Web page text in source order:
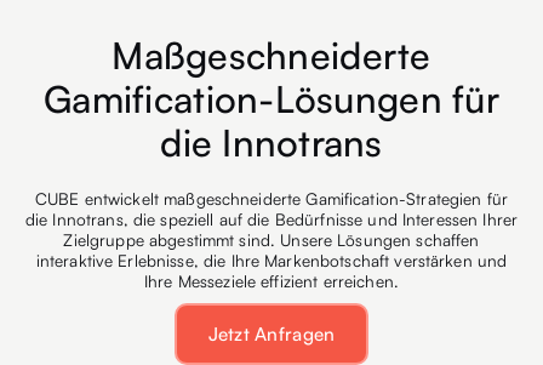
Maßgeschneiderte
Gamification-Lösungen für
die Innotrans
CUBE entwickelt maßgeschneiderte Gamification-Strategien für
die Innotrans, die speziell auf die Bedürfnisse und Interessen Ihrer
Zielgruppe abgestimmt sind. Unsere Lösungen schaffen
interaktive Erlebnisse, die Ihre Markenbotschaft verstärken und
Ihre Messeziele effizient erreichen.
Jetzt Anfragen